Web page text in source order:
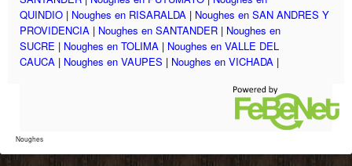
QUINDIO | Noughes en RISARALDA | Noughes en SAN ANDRES Y
PROVIDENCIA | Noughes en SANTANDER | Noughes en
SUCRE | Noughes en TOLIMA | Noughes en VALLE DEL
CAUCA | Noughes en VAUPES | Noughes en VICHADA |
Noughes